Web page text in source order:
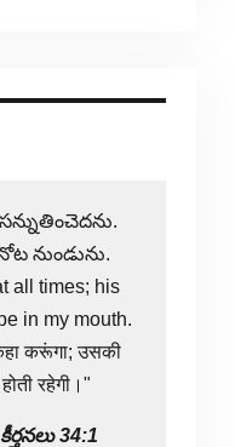
సన్నుతించెదను.
నుండును.
all times; his
in my mouth.
करूंगा; उसकी
रहेगी।"
కీర్తనలు 34:1